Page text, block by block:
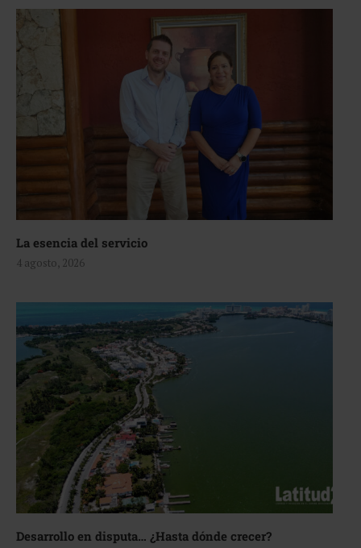
La esencia del servicio
4 agosto, 2026
Desarrollo en disputa… ¿Hasta dónde crecer?